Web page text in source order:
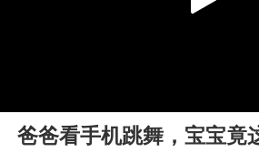
Play
爸爸看手机跳舞，宝宝竟